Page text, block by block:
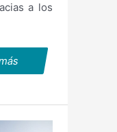
a los